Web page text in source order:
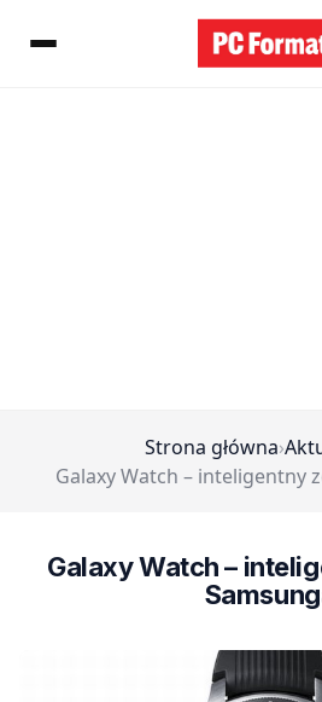
Strona główna›
Galaxy Watch – inteligentny
Galaxy Watch –